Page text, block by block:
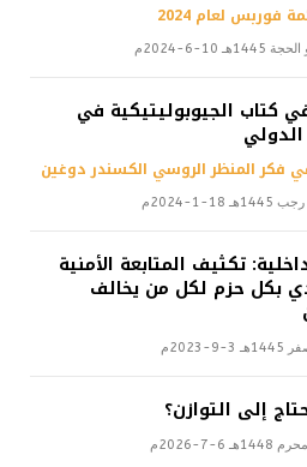
فوربس لعام 2024
كتاب الجيوبوليتيكية في
فكر المنظر الروسي الكسندر دوغين
تكثيف المتابعة الأمنية
بكل حزم لكل من يخالف
إلى التوازن؟